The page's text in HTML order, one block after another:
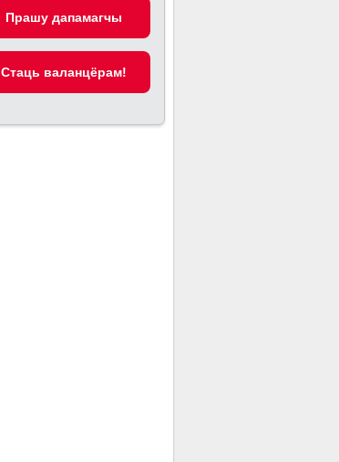
Прашу дапамагчы
Cтаць валанцёрам!